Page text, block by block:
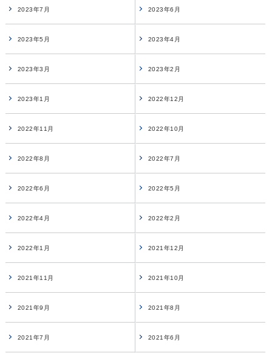
2023年7月 2023年6月
2023年5月 2023年4月
2023年3月 2023年2月
2023年1月 2022年12月
2022年11月 2022年10月
2022年8月 2022年7月
2022年6月 2022年5月
2022年4月 2022年2月
2022年1月 2021年12月
2021年11月 2021年10月
2021年9月 2021年8月
2021年7月 2021年6月